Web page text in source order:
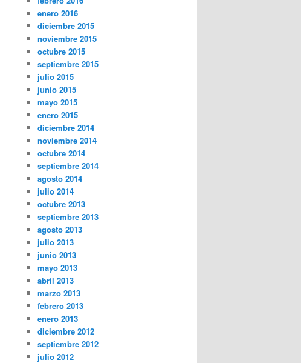
enero 2016
diciembre 2015
noviembre 2015
octubre 2015
septiembre 2015
julio 2015
junio 2015
mayo 2015
enero 2015
diciembre 2014
noviembre 2014
octubre 2014
septiembre 2014
agosto 2014
julio 2014
octubre 2013
septiembre 2013
agosto 2013
julio 2013
junio 2013
mayo 2013
abril 2013
marzo 2013
febrero 2013
enero 2013
diciembre 2012
septiembre 2012
julio 2012